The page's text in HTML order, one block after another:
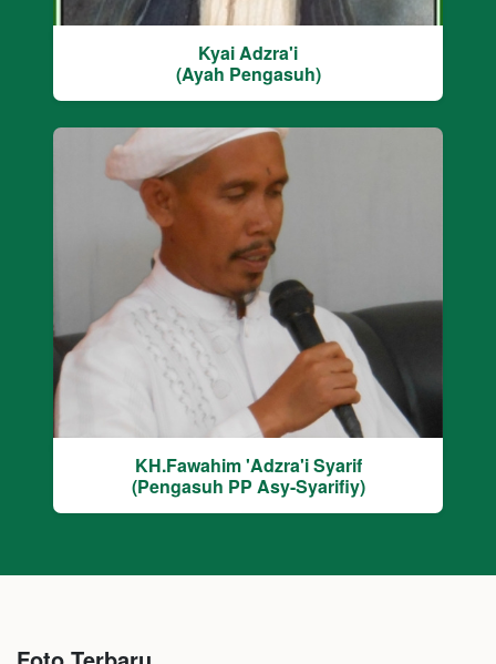
Kyai Adzra'i
(Ayah Pengasuh)
KH.Fawahim 'Adzra'i Syarif
(Pengasuh PP Asy-Syarifiy)